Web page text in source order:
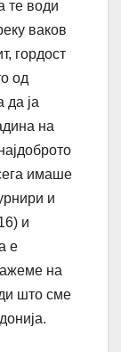
те води
ваков
гордост
од
да ја
на
имаше
и
и
е
на
што сме